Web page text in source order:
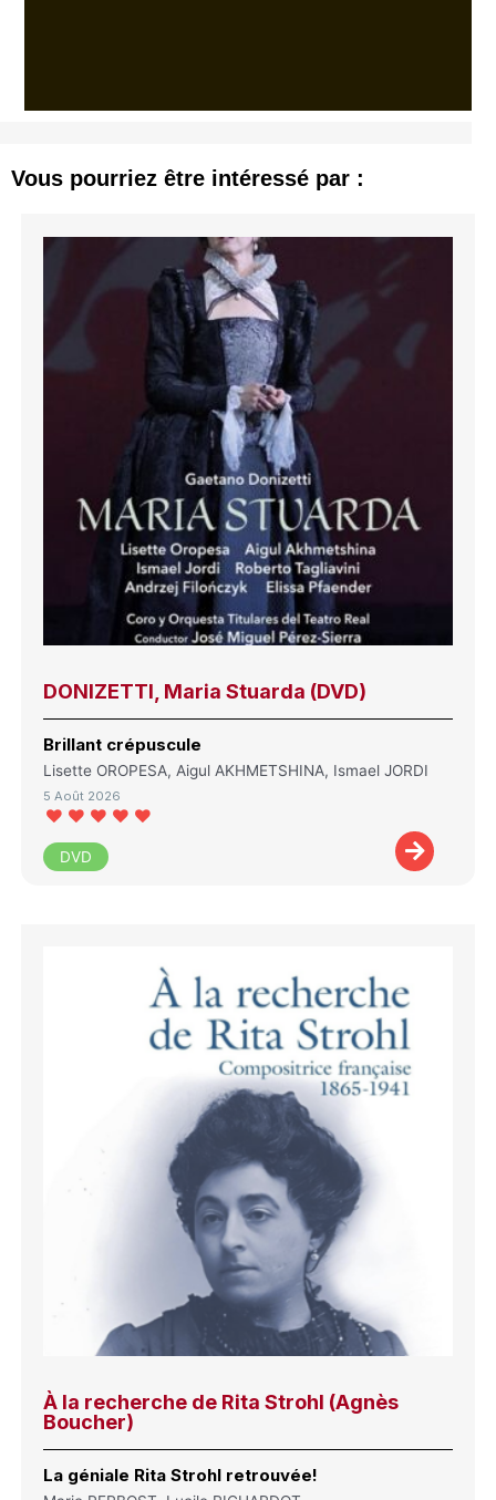
Vous pourriez être intéressé par :
DONIZETTI, Maria Stuarda (DVD)
Brillant crépuscule
Lisette OROPESA, Aigul AKHMETSHINA, Ismael JORDI
5 Août 2026
DVD
À la recherche de Rita Strohl (Agnès
Boucher)
La géniale Rita Strohl retrouvée!